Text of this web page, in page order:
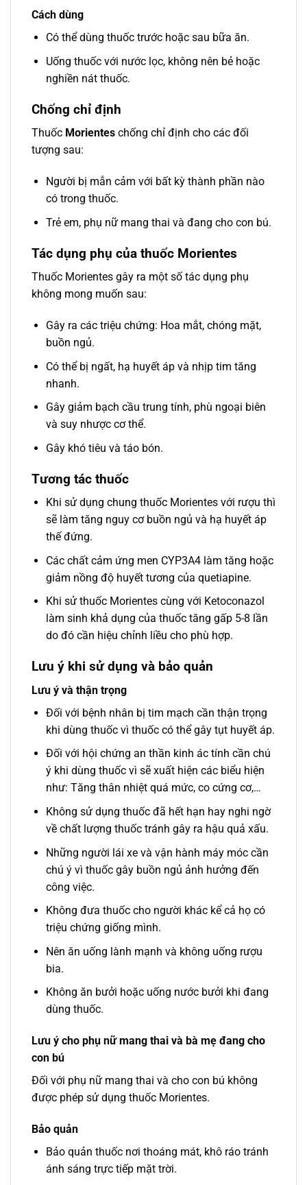
Cách dùng
Có thể dùng thuốc trước hoặc sau bữa ăn.
Uống thuốc với nước lọc, không nên bẻ hoặc
nghiền nát thuốc.
Chống chỉ định
Thuốc Morientes chống chỉ định cho các đối
tượng sau:
Người bị mẫn cảm với bất kỳ thành phần nào
có trong thuốc.
Trẻ em, phụ nữ mang thai và đang cho con bú.
Tác dụng phụ của thuốc Morientes
Thuốc Morientes gây ra một số tác dụng phụ
không mong muốn sau:
Gây ra các triệu chứng: Hoa mắt, chóng mặt,
buồn ngủ.
Có thể bị ngất, hạ huyết áp và nhịp tim tăng
nhanh.
Gây giảm bạch cầu trung tính, phù ngoại biên
và suy nhược cơ thể.
Gây khó tiêu và táo bón.
Tương tác thuốc
Khi sử dụng chung thuốc Morientes với rượu thì
sẽ làm tăng nguy cơ buồn ngủ và hạ huyết áp
thế đứng.
Các chất cảm ứng men CYP3A4 làm tăng hoặc
giảm nồng độ huyết tương của quetiapine.
Khi sử thuốc Morientes cùng với Ketoconazol
làm sinh khả dụng của thuốc tăng gấp 5-8 lần
do đó cần hiệu chỉnh liều cho phù hợp.
Lưu ý khi sử dụng và bảo quản
Lưu ý và thận trọng
Đối với bệnh nhân bị tim mạch cần thận trọng
khi dùng thuốc vì thuốc có thể gây tụt huyết áp.
Đối với hội chứng an thần kinh ác tính cần chú
ý khi dùng thuốc vì sẽ xuất hiện các biểu hiện
như: Tăng thân nhiệt quá mức, co cứng cơ,…
Không sử dụng thuốc đã hết hạn hay nghi ngờ
về chất lượng thuốc tránh gây ra hậu quả xấu.
Những người lái xe và vận hành máy móc cần
chú ý vì thuốc gây buồn ngủ ảnh hưởng đến
công việc.
Không đưa thuốc cho người khác kể cả họ có
triệu chứng giống mình.
Nên ăn uống lành mạnh và không uống rượu
bia.
Không ăn bưởi hoặc uống nước bưởi khi đang
dùng thuốc.
Lưu ý cho phụ nữ mang thai và bà mẹ đang cho
con bú
Đối với phụ nữ mang thai và cho con bú không
được phép sử dụng thuốc Morientes.
Bảo quản
Bảo quản thuốc nơi thoáng mát, khô ráo tránh
ánh sáng trực tiếp mặt trời.